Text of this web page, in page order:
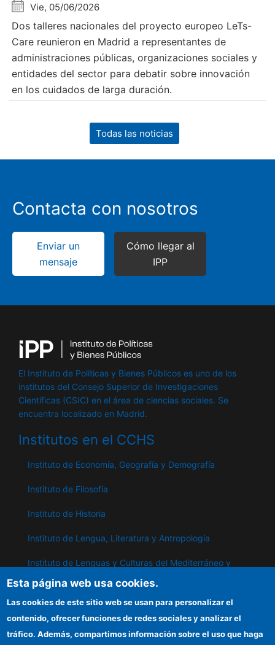
Vie, 05/06/2026
Dos talleres nacionales del proyecto europeo LeTs-
Care reunieron en Madrid a representantes de
administraciones públicas, organizaciones sociales y
entidades del sector para debatir sobre innovación
en los cuidados de larga duración.
Todas las noticias
Contacta con nosotros
Enviar un
mensaje
Cómo llegar al
IPP
El Instituto de Políticas y Bienes Públicos es uno de los
institutos del Consejo Superior de Investigaciones
Científicas (CSIC) en el área de ciencias sociales. Se
encuentra localizado en Madrid.
Institutos en el CCHS
Instituto de Economía, Geografía y Demografía
Instituto de Filosofía
Instituto de Historia
Instituto de Lengua, Literatura y Antropología
Instituto de Lenguas y Culturas del Mediterráneo y
Instituto de Políticas y Bienes Públicos
Esta página web usa cookies.
Las cookies de este sitio web se usan para personalizar el
contenido, ofrecer funciones de redes sociales y analizar el
tráfico. Además, compartimos información sobre el uso que haga